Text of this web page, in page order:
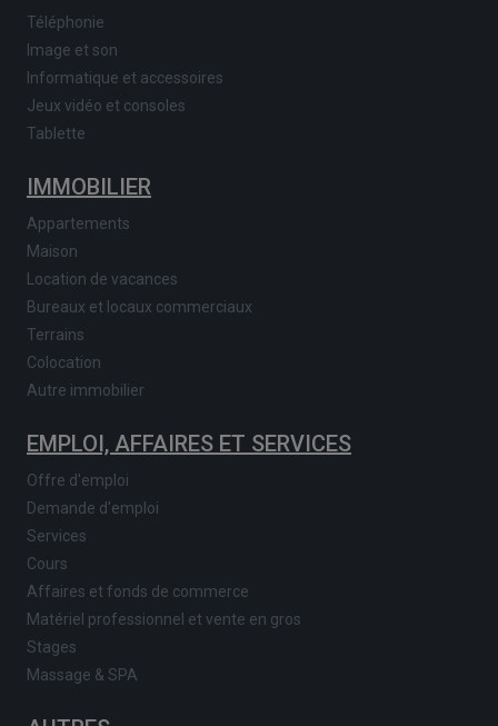
Téléphonie
Image et son
Informatique et accessoires
Jeux vidéo et consoles
Tablette
IMMOBILIER
Appartements
Maison
Location de vacances
Bureaux et locaux commerciaux
Terrains
Colocation
Autre immobilier
EMPLOI, AFFAIRES ET SERVICES
Offre d'emploi
Demande d'emploi
Services
Cours
Affaires et fonds de commerce
Matériel professionnel et vente en gros
Stages
Massage & SPA